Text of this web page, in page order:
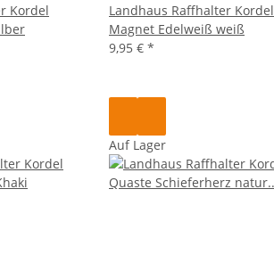
Kordel
Landhaus Raffhalter Kordel
Magnet Edelweiß weiß
9,95 € *
Auf Lager